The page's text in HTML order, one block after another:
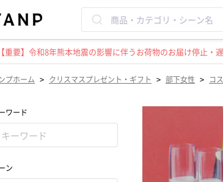
【重要】令和8年熊本地震の影響に伴うお荷物のお届け停止・
プホーム > クリスマスプレゼント・ギフト > 部下女性 > コ
ワード
ン